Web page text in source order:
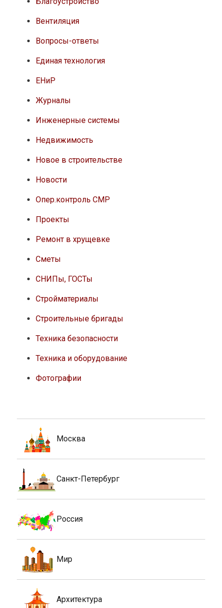
Вентиляция
Вопросы-ответы
Единая технология
ЕНиР
Журналы
Инженерные системы
Недвижимость
Новое в строительстве
Новости
Опер.контроль СМР
Проекты
Ремонт в хрущевке
Сметы
СНИПы, ГОСТы
Стройматериалы
Строительные бригады
Техника безопасности
Техника и оборудование
Фотографии
Москва
Санкт-Петербург
Россия
Мир
Архитектура